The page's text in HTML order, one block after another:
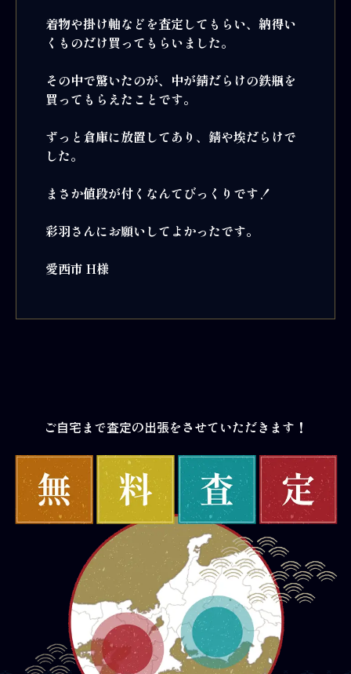
着物や掛け軸などを査定してもらい、納得い
くものだけ買ってもらいました。
その中で驚いたのが、中が錆だらけの鉄瓶を
買ってもらえたことです。
ずっと倉庫に放置してあり、錆や埃だらけで
した。
まさか値段が付くなんてびっくりです！
彩羽さんにお願いしてよかったです。
愛西市 H様
ご自宅まで査定の出張をさせていただきます！